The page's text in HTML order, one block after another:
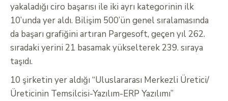
yakaladığı ciro başarısı ile iki ayrı kategorinin ilk
10’unda yer aldı. Bilişim 500’ün genel sıralamasında
da başarı grafiğini artıran Pargesoft, geçen yıl 262.
sıradaki yerini 21 basamak yükselterek 239. sıraya
taşıdı.
10 şirketin yer aldığı “Uluslararası Merkezli Üretici/
Üreticinin Temsilcisi-Yazılım-ERP Yazılımı”